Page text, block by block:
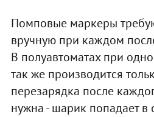
Помповые маркеры
вручную при каждом
В полуавтоматах при
так же производится
перезарядка после
нужна - шарик попадает в